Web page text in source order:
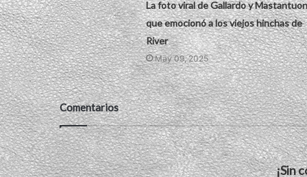
La foto viral de Gallardo y
que emocionó a los viejos hinchas de
River
May 09, 2025
Comentarios
¡Sin